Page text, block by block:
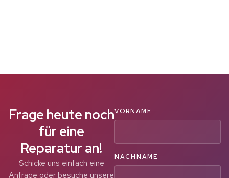
Frage heute noch
für eine
Reparatur an!
Schicke uns einfach eine
Anfrage oder besuche unsere
VORNAME
NACHNAME